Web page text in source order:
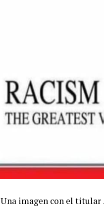
Una imagen con el titular